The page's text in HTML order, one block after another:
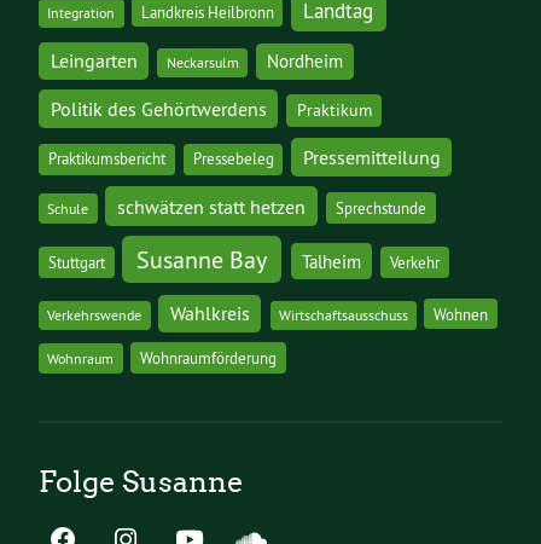
Integration Landkreis Heilbronn Landtag
Leingarten Neckarsulm Nordheim
Politik des Gehörtwerdens Praktikum
Praktikumsbericht Pressebeleg Pressemitteilung
Schule schwätzen statt hetzen Sprechstunde
Stuttgart Susanne Bay Talheim Verkehr
Verkehrswende Wahlkreis Wirtschaftsausschuss Wohnen
Wohnraum Wohnraumförderung
Folge Susanne